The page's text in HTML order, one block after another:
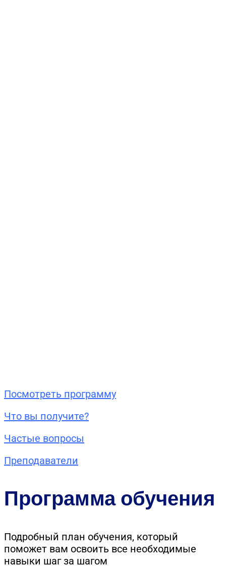
Посмотреть программу
Что вы получите?
Частые вопросы
Преподаватели
Программа обучения
Подробный план обучения, который
поможет вам освоить все необходимые
навыки шаг за шагом